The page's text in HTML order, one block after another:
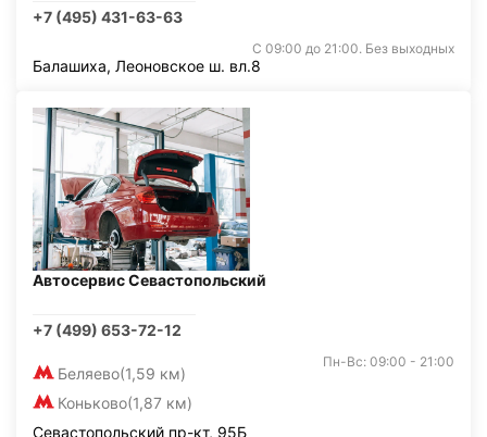
+7 (495) 431-63-63
С 09:00 до 21:00. Без выходных
Балашиха, Леоновское ш. вл.8
Автосервис Севастопольский
+7 (499) 653-72-12
Беляево(1,59 км)
Коньково(1,87 км)
Пн-Вс: 09:00 - 21:00
Севастопольский пр-кт, 95Б